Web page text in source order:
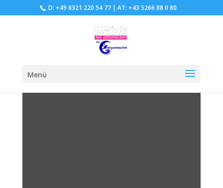
D: +49 8321 220 54 77| AT: +43 5266 88 0 80
Menü